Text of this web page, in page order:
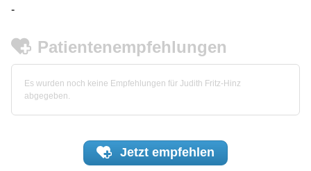
-
Patientenempfehlungen
Es wurden noch keine Empfehlungen für Judith Fritz-Hinz
abgegeben.
Jetzt empfehlen